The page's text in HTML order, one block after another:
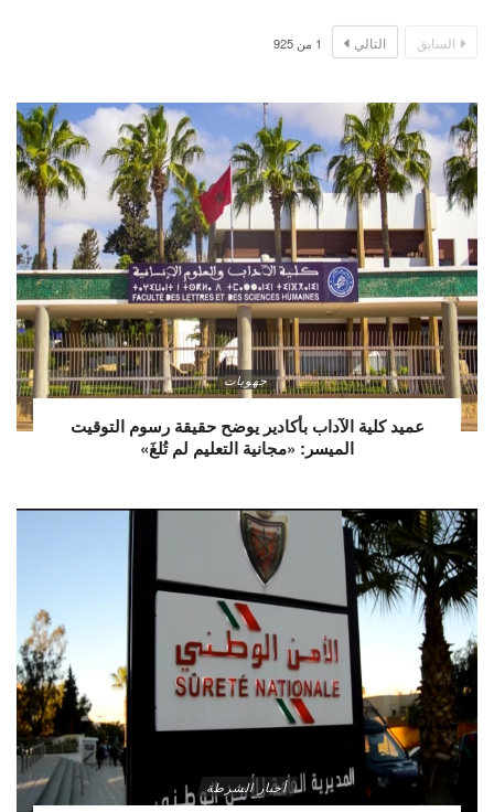
السابق التالي 1 من 925
جهويات
عميد كلية الآداب بأكادير يوضح حقيقة رسوم التوقيت
الميسر: «مجانية التعليم لم تُلغَ»
أخبار الشرطة